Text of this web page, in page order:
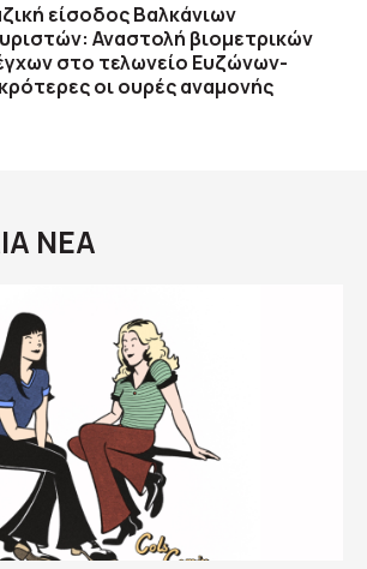
είσοδος Βαλκάνιων
Αναστολή βιομετρικών
στο τελωνείο Ευζώνων-
οι ουρές αναμονής
ΝΕΑ